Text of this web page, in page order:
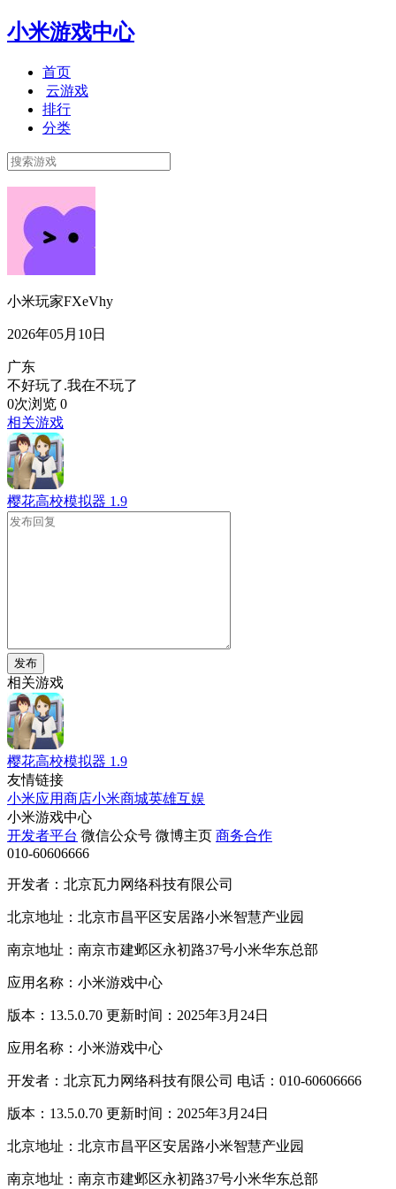
小米游戏中心
首页
云游戏
排行
分类
小米玩家FXeVhy
2026年05月10日
广东
不好玩了.我在不玩了
0次浏览 0
相关游戏
樱花高校模拟器 1.9
发布
相关游戏
樱花高校模拟器 1.9
友情链接
小米应用商店小米商城英雄互娱
小米游戏中心
开发者平台 微信公众号 微博主页 商务合作
010-60606666
开发者：北京瓦力网络科技有限公司
北京地址：北京市昌平区安居路小米智慧产业园
南京地址：南京市建邺区永初路37号小米华东总部
应用名称：小米游戏中心
版本：13.5.0.70 更新时间：2025年3月24日
应用名称：小米游戏中心
开发者：北京瓦力网络科技有限公司 电话：010-60606666
版本：13.5.0.70 更新时间：2025年3月24日
北京地址：北京市昌平区安居路小米智慧产业园
南京地址：南京市建邺区永初路37号小米华东总部